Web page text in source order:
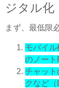
ジタル化
まず、最低限
モバイ
のノート
チャッ
クなど（